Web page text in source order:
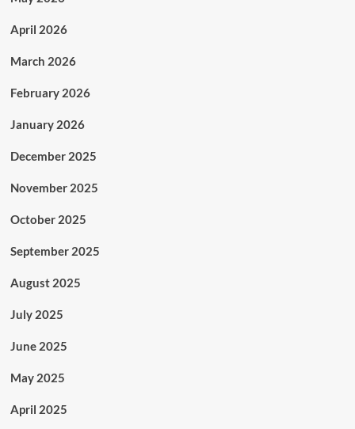
April 2026
March 2026
February 2026
January 2026
December 2025
November 2025
October 2025
September 2025
August 2025
July 2025
June 2025
May 2025
April 2025